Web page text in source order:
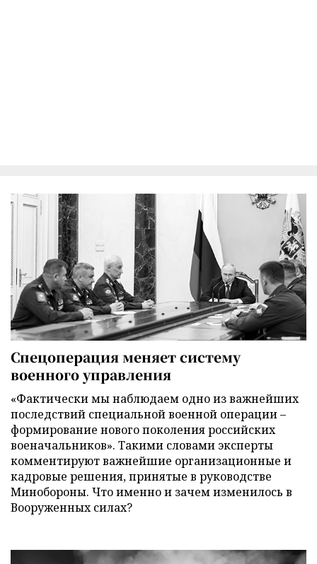
Спецоперация меняет систему
военного управления
«Фактически мы наблюдаем одно из важнейших
последствий специальной военной операции –
формирование нового поколения российских
военачальников». Такими словами эксперты
комментируют важнейшие организационные и
кадровые решения, принятые в руководстве
Минобороны. Что именно и зачем изменилось в
Вооруженных силах?